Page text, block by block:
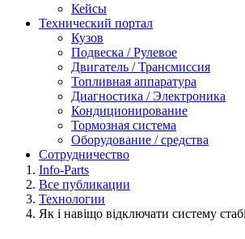
Кейсы
Технический портал
Кузов
Подвеска / Рулевое
Двигатель / Трансмиссия
Топливная аппаратура
Диагностика / Электроника
Кондиционирование
Тормозная система
Оборудование / средства
Сотрудничество
Info-Parts
Все публикации
Технологии
Як і навіщо відключати систему